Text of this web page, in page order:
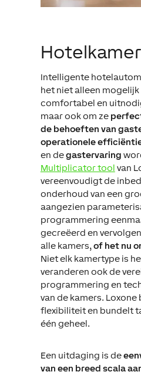
Intelligente
het niet alleen
comfortabel en
maar ook om ze
de behoeften van
operationele
en degastervaring
Multiplicator tool van
vereenvoudigt de
onderhoud van een
aangezien
programmering
gecreëerd en
alle kamers, of het nu
Niet elk kamertype is
veranderen ook de
programmering en
van de kamers. Loxone
flexibiliteit en bundelt
één geheel.
Een uitdaging is de
van een breed scala